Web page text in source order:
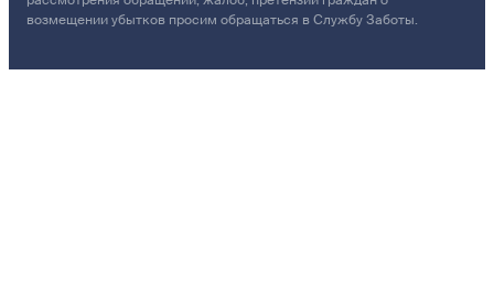
возмещении убытков просим обращаться в Службу Заботы.